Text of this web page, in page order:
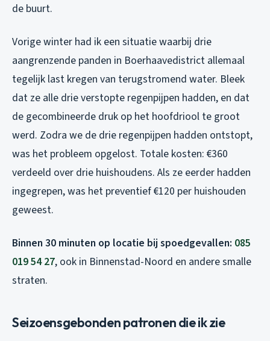
de buurt.
Vorige winter had ik een situatie waarbij drie
aangrenzende panden in Boerhaavedistrict allemaal
tegelijk last kregen van terugstromend water. Bleek
dat ze alle drie verstopte regenpijpen hadden, en dat
de gecombineerde druk op het hoofdriool te groot
werd. Zodra we de drie regenpijpen hadden ontstopt,
was het probleem opgelost. Totale kosten: €360
verdeeld over drie huishoudens. Als ze eerder hadden
ingegrepen, was het preventief €120 per huishouden
geweest.
Binnen 30 minuten op locatie bij spoedgevallen: 085
019 54 27, ook in Binnenstad-Noord en andere smalle
straten.
Seizoensgebonden patronen die ik zie